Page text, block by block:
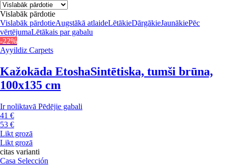
Vislabāk pārdotie
Vislabāk pārdotieAugstākā atlaideLētākieDārgākieJaunākiePēc
vērtējumaLētākais par gabalu
-22%
Ayyildiz Carpets
Kažokāda EtoshaSintētiska, tumši brūna,
100x135 cm
Ir noliktavā Pēdējie gabali
41 €
53 €
Likt grozā
Likt grozā
citas varianti
Casa Selección